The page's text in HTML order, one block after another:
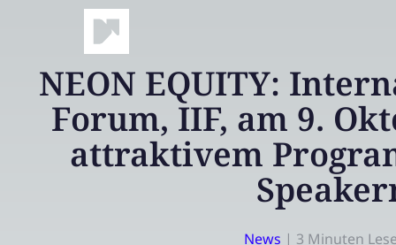
NEON EQUITY:
Forum, IIF, am 9.
attraktivem
News | 3 Minuten